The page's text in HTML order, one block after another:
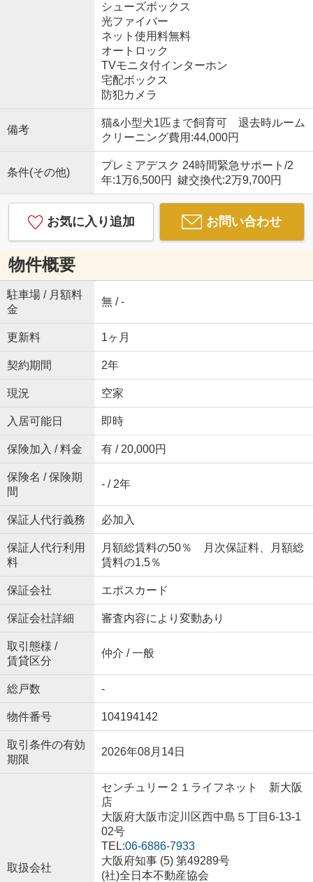
シューズボックス
光ファイバー
ネット使用料無料
オートロック
TVモニタ付インターホン
宅配ボックス
防犯カメラ
備考
猫&小型犬1匹まで飼育可 退去時ルーム
クリーニング費用:44,000円
条件(その他)
プレミアデスク 24時間緊急サポート/2
年:1万6,500円 鍵交換代:2万9,700円
お気に入り追加 お問い合わせ
物件概要
駐車場 / 月額料
金
無 / -
更新料 1ヶ月
契約期間 2年
現況 空家
入居可能日 即時
保険加入 / 料金 有 / 20,000円
保険名 / 保険期
間
- / 2年
保証人代行義務 必加入
保証人代行利用
料
月額総賃料の50％ 月次保証料、月額総
賃料の1.5％
保証会社 エポスカード
保証会社詳細 審査内容により変動あり
取引態様 /
賃貸区分
仲介 / 一般
総戸数 -
物件番号 104194142
取引条件の有効
期限
2026年08月14日
取扱会社
センチュリー２１ライフネット 新大阪
店
大阪府大阪市淀川区西中島５丁目6-13-1
02号
TEL:06-6886-7933
大阪府知事 (5) 第49289号
(社)全日本不動産協会